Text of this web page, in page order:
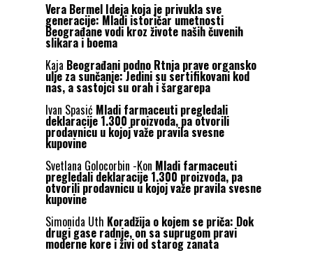
Vera Bermel Ideja koja je privukla sve
generacije: Mladi istoričar umetnosti
Beograđane vodi kroz živote naših čuvenih
slikara i boema
Kaja Beograđani podno Rtnja prave organsko
ulje za sunčanje: Jedini su sertifikovani kod
nas, a sastojci su orah i šargarepa
Ivan Spasić Mladi farmaceuti pregledali
deklaracije 1.300 proizvoda, pa otvorili
prodavnicu u kojoj važe pravila svesne
kupovine
Svetlana Golocorbin -Kon Mladi farmaceuti
pregledali deklaracije 1.300 proizvoda, pa
otvorili prodavnicu u kojoj važe pravila svesne
kupovine
Simonida Uth Koradžija o kojem se priča: Dok
drugi gase radnje, on sa suprugom pravi
moderne kore i živi od starog zanata